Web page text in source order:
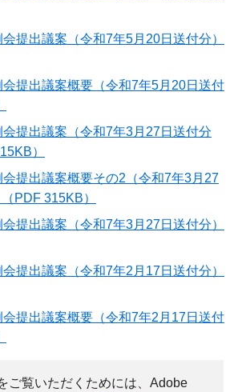
提出議案（令和7年5月20日送付分）
提出議案概要（令和7年5月20日送付
提出議案（令和7年3月27日送付分
）
提出議案概要その2（令和7年3月27
PDF 315KB）
提出議案（令和7年3月27日送付分）
提出議案（令和7年2月17日送付分）
提出議案概要（令和7年2月17日送付
ご覧いただくためには、Adobe